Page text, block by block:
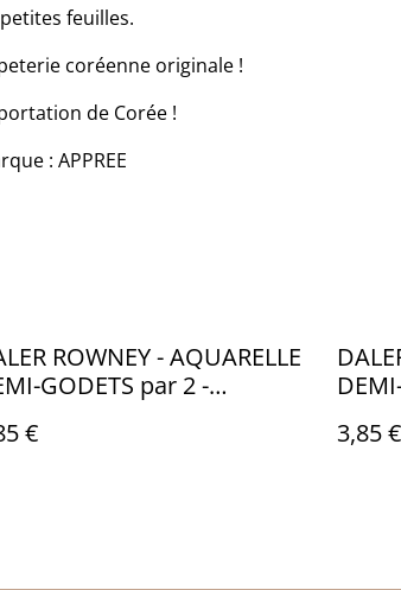
feuilles.
coréenne originale !
de Corée !
: APPREE
ROWNEY - AQUARELLE
GODETS par 2 -
€ 3,85 €